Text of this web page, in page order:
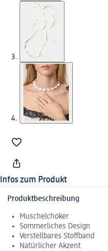
Infos zum Produkt
Produktbeschreibung
Muschelchoker
Sommerliches Design
Verstellbares Stoffband
Natürlicher Akzent